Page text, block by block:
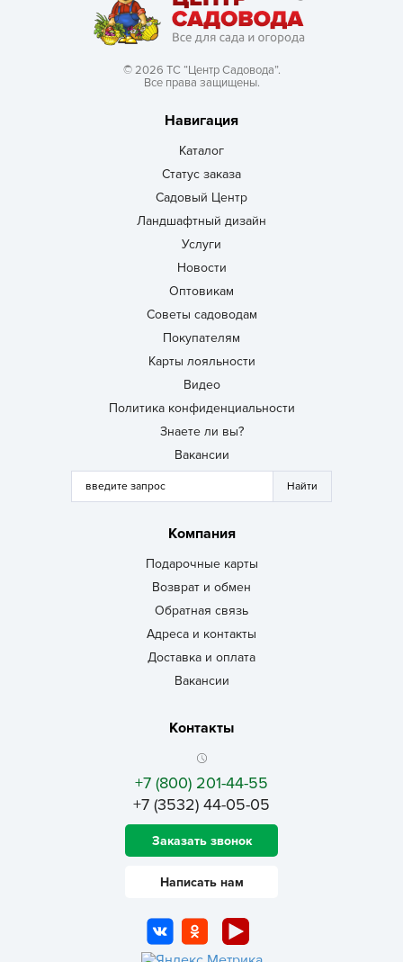
© 2026 ТС “Центр Садовода”.
Все права защищены.
Навигация
Каталог
Статус заказа
Садовый Центр
Ландшафтный дизайн
Услуги
Новости
Оптовикам
Советы садоводам
Покупателям
Карты лояльности
Видео
Политика конфиденциальности
Знаете ли вы?
Вакансии
Компания
Подарочные карты
Возврат и обмен
Обратная связь
Адреса и контакты
Доставка и оплата
Вакансии
Контакты
+7 (800) 201-44-55
+7 (3532) 44-05-05
Заказать звонок
Написать нам